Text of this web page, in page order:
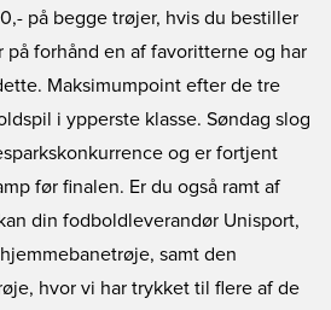
på begge trøjer, hvis du bestiller
på forhånd en af favoritterne og har
Maksimumpoint efter de tre
i ypperste klasse. Søndag slog
og er fortjent
før finalen. Er du også ramt af
din fodboldleverandør Unisport,
samt den
hvor vi har trykket til flere af de